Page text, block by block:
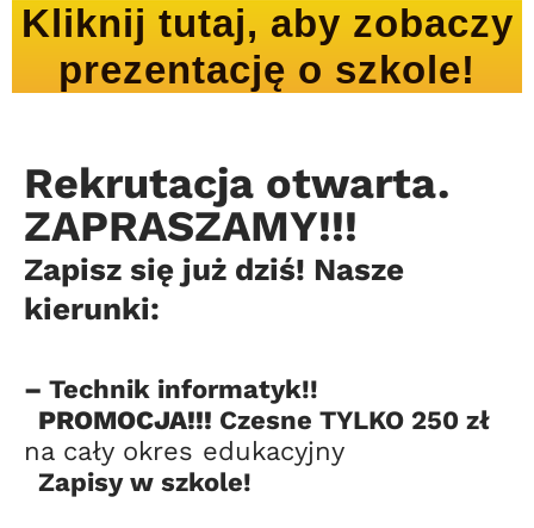
Kliknij tutaj, aby zobaczy
prezentację o szkole!
Rekrutacja otwarta.
ZAPRASZAMY!!!
Zapisz się już dziś! Nasze
kierunki:
– Technik informatyk!!
PROMOCJA!!! Czesne TYLKO 250 zł
na cały okres edukacyjny
Zapisy w szkole!